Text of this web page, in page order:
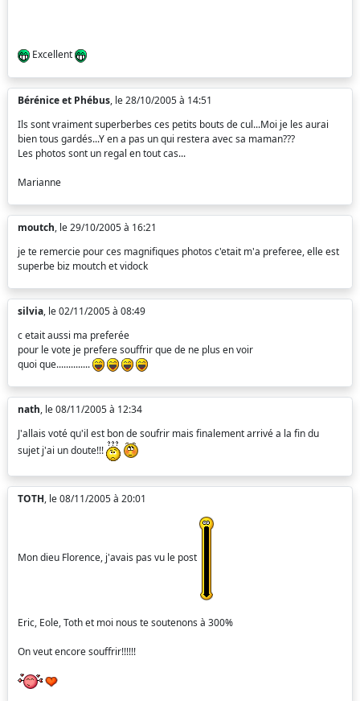
Excellent
Bérénice et Phébus, le 28/10/2005 à 14:51
Ils sont vraiment superberbes ces petits bouts de cul...Moi je les aurai
bien tous gardés...Y en a pas un qui restera avec sa maman???
Les photos sont un regal en tout cas...
Marianne
moutch, le 29/10/2005 à 16:21
je te remercie pour ces magnifiques photos c'etait m'a preferee, elle est
superbe biz moutch et vidock
silvia, le 02/11/2005 à 08:49
c etait aussi ma preferée
pour le vote je prefere souffrir que de ne plus en voir
quoi que..............
nath, le 08/11/2005 à 12:34
J'allais voté qu'il est bon de soufrir mais finalement arrivé a la fin du
sujet j'ai un doute!!!
TOTH, le 08/11/2005 à 20:01
Mon dieu Florence, j'avais pas vu le post
Eric, Eole, Toth et moi nous te soutenons à 300%
On veut encore souffrir!!!!!!